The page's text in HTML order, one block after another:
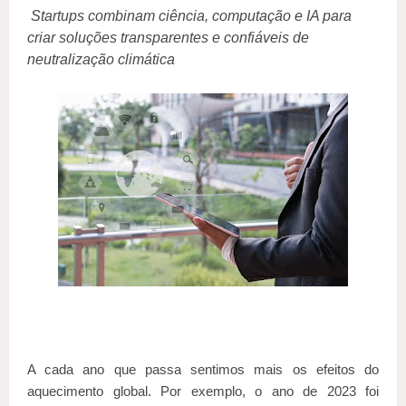
Startups combinam ciência, computação e IA para
criar soluções transparentes e confiáveis de
neutralização climática
A cada ano que passa sentimos mais os efeitos do
aquecimento global. Por exemplo, o ano de 2023 foi